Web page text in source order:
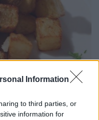
Information
to third parties, or
information for
- ahogy én